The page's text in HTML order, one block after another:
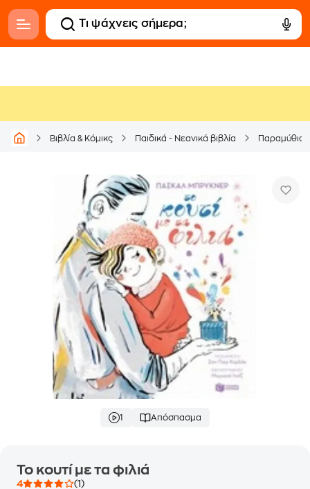
Βιβλία & Κόμικς Παιδικά - Νεανικά βιβλία Παραμύθια
1 Απόσπασμα
Το κουτί με τα φιλιά
4
(1)